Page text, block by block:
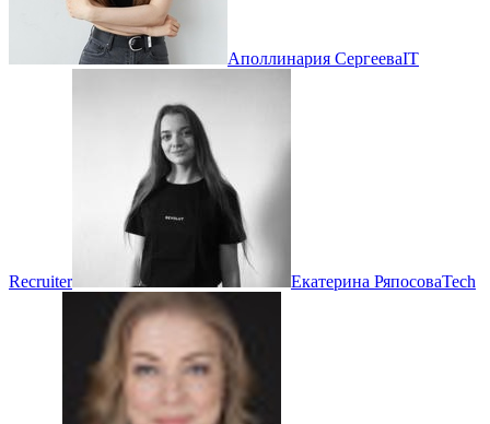
Аполлинария СергееваIT
Recruiter Екатерина РяпосоваTech